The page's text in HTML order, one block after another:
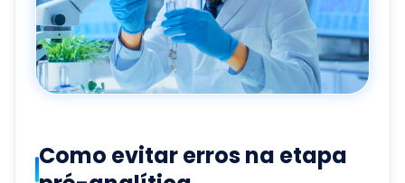
Como evitar erros na etapa